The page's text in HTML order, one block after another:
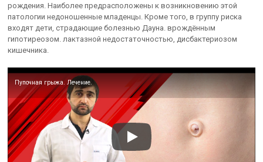
рождения. Наиболее предрасположены к возникновению этой
патологии недоношенные младенцы. Кроме того, в группу риска
входят дети, страдающие болезнью Дауна. врождённым
гипотиреозом. лактазной недостаточностью, дисбактериозом
кишечника.
Пупочная грыжа. Лечение.